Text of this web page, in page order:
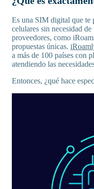
Es una SIM digital que te
celulares sin necesidad
proveedores, como
propuestas únicas.
a más de 100 países con
atendiendo las
Entonces, ¿qué hace